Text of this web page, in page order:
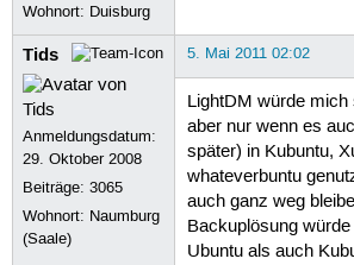
Wohnort: Duisburg
Tids
Anmeldungsdatum:
29. Oktober 2008
Beiträge:3065
Wohnort: Naumburg
(Saale)
5. Mai 2011 02:02
LightDM würde mich
aber nur wenn es
später) in Kubuntu,
whateverbuntu
auch ganz weg
Backuplösung
Ubuntu als auch